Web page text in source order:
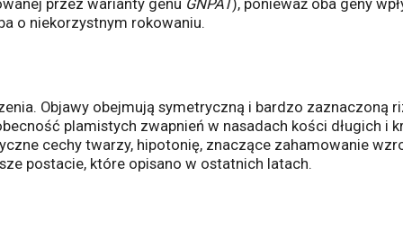
przez warianty genu GNPAT), ponieważ oba geny
o niekorzystnym rokowaniu.
Objawy obejmują symetryczną i bardzo zaznaczoną
plamistych zwapnień w nasadach kości długich i
cechy twarzy, hipotonię, znaczące zahamowanie
postacie, które opisano w ostatnich latach.